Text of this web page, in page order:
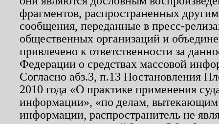
фрагментов, распространенных
сообщения, переданные в пресс-
общественных организаций и
привлечено к ответственности за
Федерации о средствах массовой
Согласно абз.3, п.13 Постановления
2010 года «О практике применения
информации», «по делам, вытекающим
информации, распространитель не